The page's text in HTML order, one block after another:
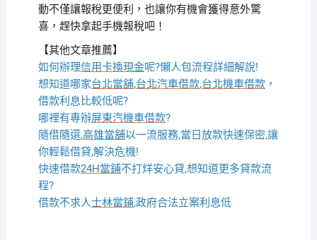
動不僅讓報稅更便利，也讓你有機會獲得意外驚
喜，趕快拿起手機報稅吧！
【其他文章推薦】
如何辦理信用卡換現金呢?懶人包流程詳細解說!
想知道哪家台北當舖,台北汽車借款,台北機車借款，
借款利息比較低呢?
哪裡有專辦屏東汽機車借款?
隨借隨還,高雄當舖以一流服務,當日放款快速保密,讓
你輕鬆借貸,解決危機!
快速借款24H當鋪不打烊安心貸,想知道更多貸款流
程?
借款不求人士林當鋪,政府合法立案利息低